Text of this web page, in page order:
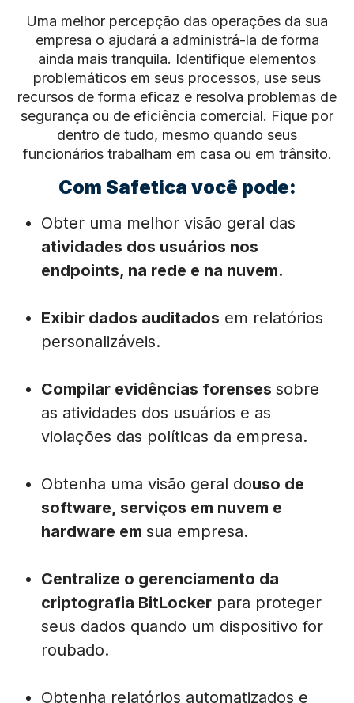
Uma melhor percepção das operações da sua
empresa o ajudará a administrá-la de forma
ainda mais tranquila. Identifique elementos
problemáticos em seus processos, use seus
recursos de forma eficaz e resolva problemas de
segurança ou de eficiência comercial. Fique por
dentro de tudo, mesmo quando seus
funcionários trabalham em casa ou em trânsito.
Com Safetica você pode:
Obter uma melhor visão geral das
atividades dos usuários nos
endpoints, na rede e na nuvem.
Exibir dados auditados em relatórios
personalizáveis.
Compilar evidências forenses sobre
as atividades dos usuários e as
violações das políticas da empresa.
Obtenha uma visão geral douso de
software, serviços em nuvem e
hardware em sua empresa.
Centralize o gerenciamento da
criptografia BitLocker para proteger
seus dados quando um dispositivo for
roubado.
Obtenha relatórios automatizados e